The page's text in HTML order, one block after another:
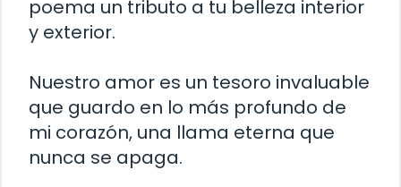
poema un tributo a tu belleza interior
y exterior.
Nuestro amor es un tesoro invaluable
que guardo en lo más profundo de
mi corazón, una llama eterna que
nunca se apaga.